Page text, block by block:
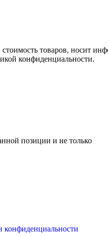
товаров, носит
конфиденциальности.
позиции и не только
конфиденциальности